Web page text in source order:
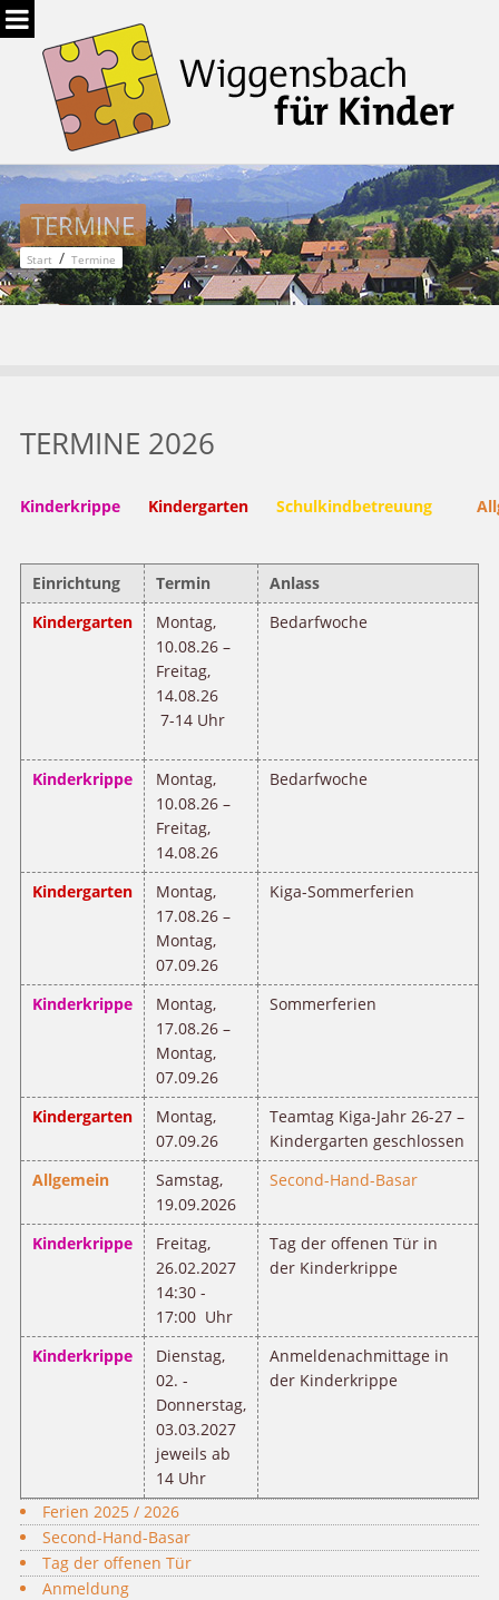
TERMINE
Start / Termine
TERMINE 2026
Kinderkrippe Kindergarten Schulkindbetreuung
Einrichtung Termin
Anlass
Kindergarten
Montag,
10.08.26 –
Freitag,
14.08.26
7-14 Uhr
Bedarfwoche
Kinderkrippe
Montag,
10.08.26 –
Freitag,
14.08.26
Bedarfwoche
Kindergarten
Montag,
17.08.26 –
Montag,
07.09.26
Kiga-Sommerferien
Kinderkrippe
Montag,
17.08.26 –
Montag,
07.09.26
Sommerferien
Kindergarten
Montag,
07.09.26
Teamtag Kiga-Jahr 26-27 –
Kindergarten geschlossen
Allgemein
Samstag,
19.09.2026
Second-Hand-Basar
Kinderkrippe
Freitag,
26.02.2027
14:30 -
17:00 Uhr
Tag der offenen Tür in
der Kinderkrippe
Kinderkrippe
Dienstag,
02. -
Donnerstag,
03.03.2027
jeweils ab
14 Uhr
Anmeldenachmittage in
der Kinderkrippe
Ferien 2025 / 2026
Second-Hand-Basar
Tag der offenen Tür
Anmeldung